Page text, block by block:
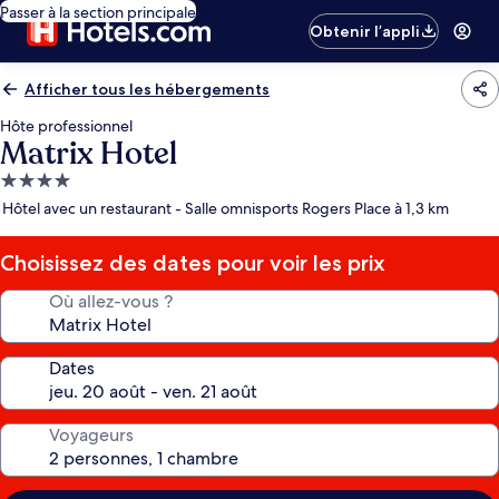
Passer à la section principale
Obtenir l’appli
Afficher tous les hébergements
Hôte professionnel
Matrix Hotel
Hébergement
4.0 étoiles
Hôtel avec un restaurant - Salle omnisports Rogers Place à 1,3 km
Choisissez des dates pour voir les prix
Où allez-vous ?
Dates
Voyageurs